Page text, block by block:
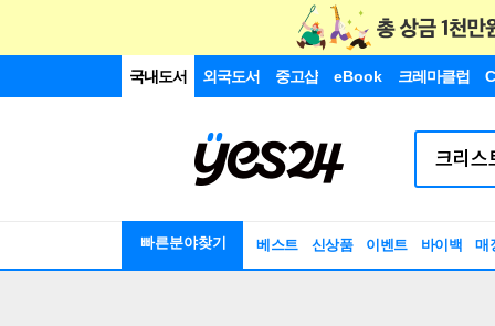
국내도서 외국도서 중고샵 eBook 크레마클럽
빠른분야찾기 베스트 신상품 이벤트 바이백 매